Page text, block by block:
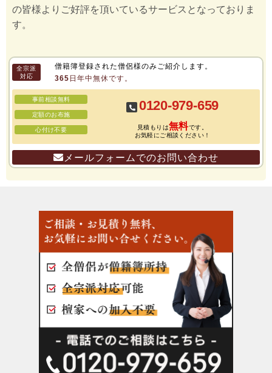
の皆様よりご好評を頂いているサービスとなっておりま
す。
全宗派
対応
僧籍簿登録された僧侶様のみご紹介します。
365日年中無休です。
事前相談無料
定額のお布施
心付け不要
0120-979-659
見積もりは無料です。
お気軽にご相談ください！
メールフォームでのお問い合わせ